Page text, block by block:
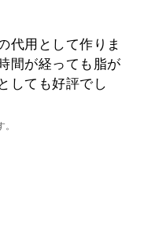
代用として作りま
間が経っても脂が
しても好評でし